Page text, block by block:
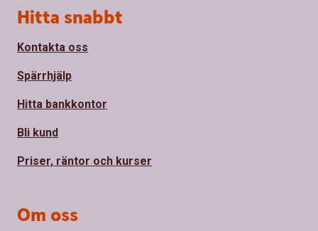
Sidfot
Hitta snabbt
Kontakta oss
Spärrhjälp
Hitta bankkontor
Bli kund
Priser, räntor och kurser
Om oss